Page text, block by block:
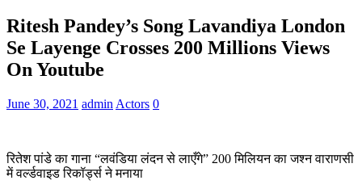
Ritesh Pandey’s Song Lavandiya London
Se Layenge Crosses 200 Millions Views
On Youtube
June 30, 2021 admin Actors 0
रितेश पांडे का गाना “लवंडिया लंदन से लाएँगे” 200 मिलियन का जश्न वाराणसी
में वर्ल्डवाइड रिकॉर्ड्स ने मनाया